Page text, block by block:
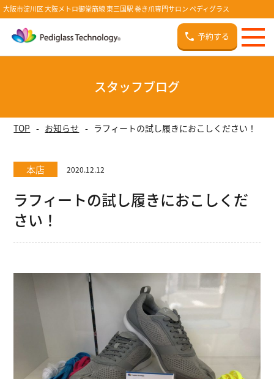
大阪市淀川区 大阪メトロ御堂筋線 東三国駅 巻き爪専門サロン ペディグラス
予約する
スタッフブログ
TOP お知らせ ラフィートの試し履きにおこしください！
本店 2020.12.12
ラフィートの試し履きにおこしくだ
さい！